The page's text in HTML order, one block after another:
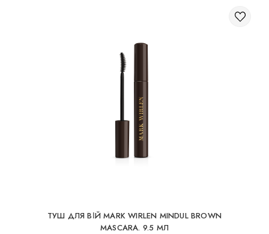
ТУШ ДЛЯ ВІЙ MARK WIRLEN MINDUL BROWN
MASCARA. 9.5 МЛ